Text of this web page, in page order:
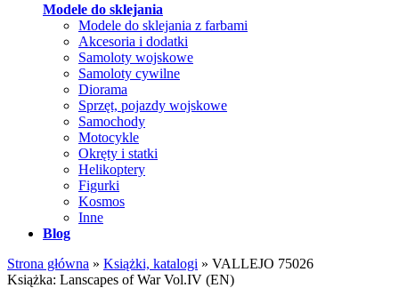
Modele do sklejania
Modele do sklejania z farbami
Akcesoria i dodatki
Samoloty wojskowe
Samoloty cywilne
Diorama
Sprzęt, pojazdy wojskowe
Samochody
Motocykle
Okręty i statki
Helikoptery
Figurki
Kosmos
Inne
Blog
Strona główna » Książki, katalogi » VALLEJO 75026
Książka: Lanscapes of War Vol.IV (EN)